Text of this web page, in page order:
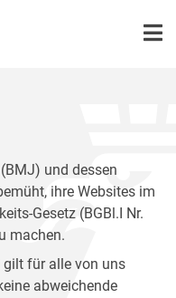
und dessen
ihre Websites im
Gesetz (BGBl.I Nr.
machen.
gilt für alle von uns
abweichende